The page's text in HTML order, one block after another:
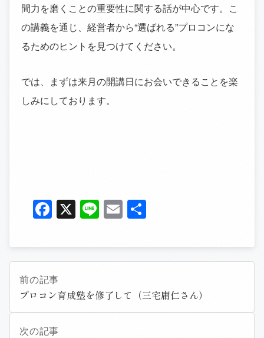
間力を磨くことの重要性に関する話が中心です。こ
の講義を通じ、経営者から“選ばれる”プロコンにな
るためのヒントを見つけてください。
では、まずは来月の開講日にお会いできることを楽
しみにしております。
Facebook
X LineEmail
前の記事
プロコン育成塾を修了して（三宅庸仁さん）
次の記事